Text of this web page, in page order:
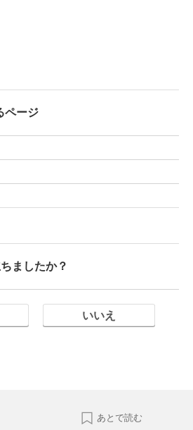
ページ
ましたか？
いいえ
あとで読む